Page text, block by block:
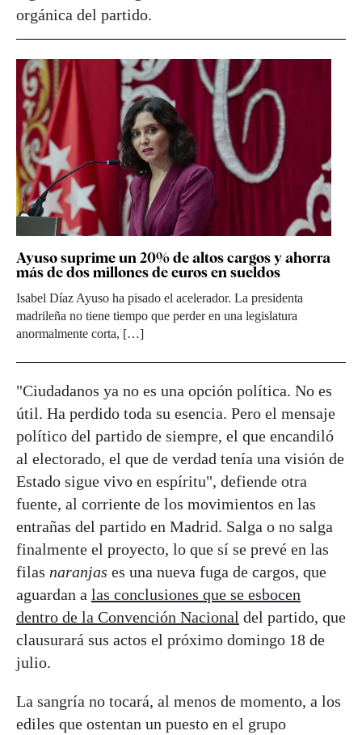
orgánica del partido.
Ayuso suprime un 20% de altos cargos y ahorra
más de dos millones de euros en sueldos
Isabel Díaz Ayuso ha pisado el acelerador. La presidenta
madrileña no tiene tiempo que perder en una legislatura
anormalmente corta, […]
"Ciudadanos ya no es una opción política. No es
útil. Ha perdido toda su esencia. Pero el mensaje
político del partido de siempre, el que encandiló
al electorado, el que de verdad tenía una visión de
Estado sigue vivo en espíritu", defiende otra
fuente, al corriente de los movimientos en las
entrañas del partido en Madrid. Salga o no salga
finalmente el proyecto, lo que sí se prevé en las
filas naranjas es una nueva fuga de cargos, que
aguardan a las conclusiones que se esbocen
dentro de la Convención Nacional del partido, que
clausurará sus actos el próximo domingo 18 de
julio.
La sangría no tocará, al menos de momento, a los
ediles que ostentan un puesto en el grupo